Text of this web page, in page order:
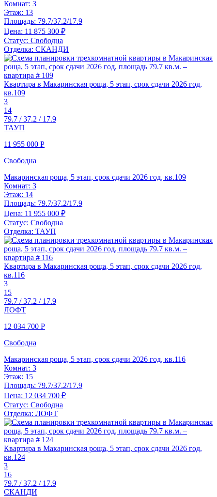
Комнат: 3
Этаж: 13
Площадь: 79.7/37.2/17.9
Цена: 11 875 300 ₽
Статус: Свободна
Отделка: СКАНДИ
Квартира в Макаринская роща, 5 этап, срок сдачи 2026 год,
кв.109
3
14
79.7 / 37.2 / 17.9
ТАУП
11 955 000 Р
Свободна
Макаринская роща, 5 этап, срок сдачи 2026 год, кв.109
Комнат: 3
Этаж: 14
Площадь: 79.7/37.2/17.9
Цена: 11 955 000 ₽
Статус: Свободна
Отделка: ТАУП
Квартира в Макаринская роща, 5 этап, срок сдачи 2026 год,
кв.116
3
15
79.7 / 37.2 / 17.9
ЛОФТ
12 034 700 Р
Свободна
Макаринская роща, 5 этап, срок сдачи 2026 год, кв.116
Комнат: 3
Этаж: 15
Площадь: 79.7/37.2/17.9
Цена: 12 034 700 ₽
Статус: Свободна
Отделка: ЛОФТ
Квартира в Макаринская роща, 5 этап, срок сдачи 2026 год,
кв.124
3
16
79.7 / 37.2 / 17.9
СКАНДИ